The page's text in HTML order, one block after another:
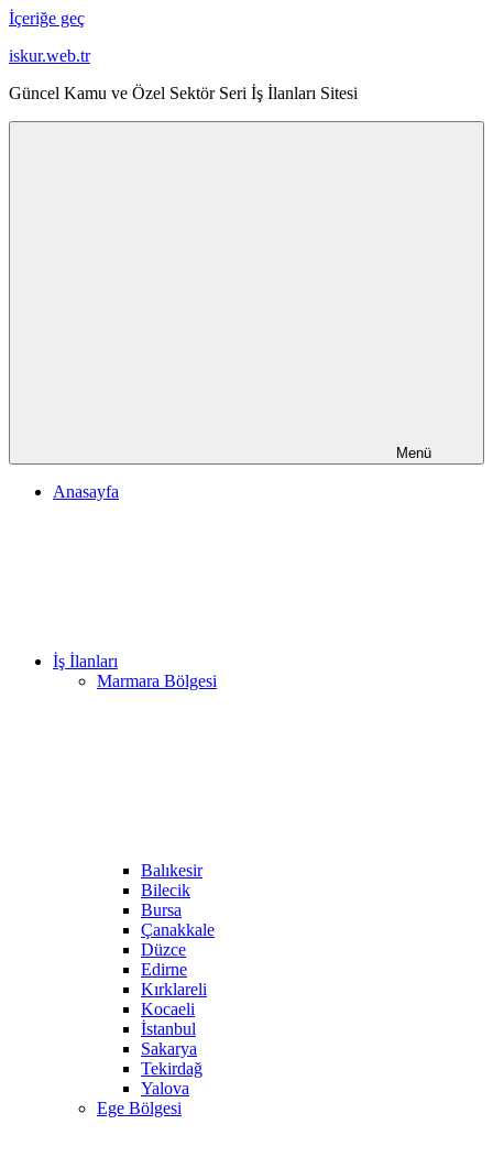
İçeriğe geç
iskur.web.tr
Güncel Kamu ve Özel Sektör Seri İş İlanları Sitesi
Menü
Anasayfa
İş İlanları
Marmara Bölgesi
Balıkesir
Bilecik
Bursa
Çanakkale
Düzce
Edirne
Kırklareli
Kocaeli
İstanbul
Sakarya
Tekirdağ
Yalova
Ege Bölgesi